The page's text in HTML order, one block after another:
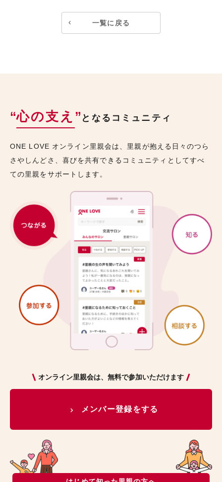
一覧に戻る
“心の支え ” となるコミュニティ
ONE LOVE オンライン里親会は、里親が抱える日々のつら
さやしんどさ、喜びを共有できるコミュニティとしてすべ
ての里親をサポートします。
オンライン里親会は、無料で参加いただけます
メンバー登録をする